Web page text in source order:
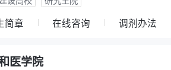
简章 在线咨询 调剂办法
医学院